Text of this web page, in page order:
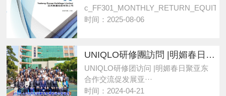
时间：2025-08-06
UNIQLO研修團訪問 |明媚春日聚亞東 合作交流促發展
UNIQLO研修团访问 |明媚春日聚亚东
合作交流促发展亚···
时间：2024-04-21